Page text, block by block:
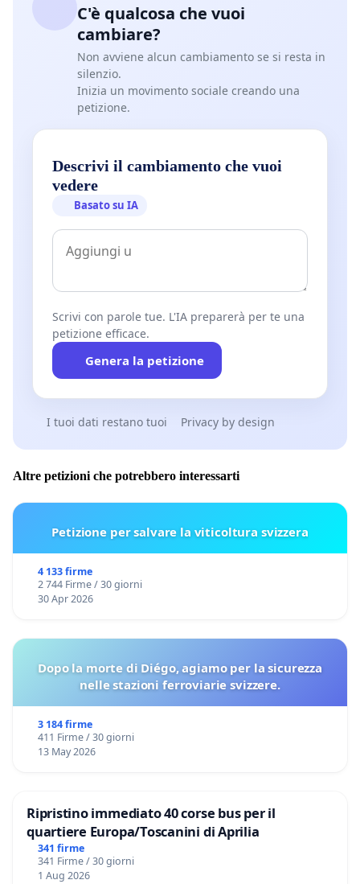
C'è qualcosa che vuoi
cambiare?
Non avviene alcun cambiamento se si resta in
silenzio.
Inizia un movimento sociale creando una
petizione.
Descrivi il cambiamento che vuoi
vedere
Basato su IA
Scrivi con parole tue. L'IA preparerà per te una
petizione efficace.
Genera la petizione
I tuoi dati restano tuoi Privacy by design
Altre petizioni che potrebbero interessarti
Petizione per salvare la viticoltura svizzera
4 133 firme
2 744 Firme / 30 giorni
30 Apr 2026
Dopo la morte di Diégo, agiamo per la sicurezza
nelle stazioni ferroviarie svizzere.
3 184 firme
411 Firme / 30 giorni
13 May 2026
Ripristino immediato 40 corse bus per il
quartiere Europa/Toscanini di Aprilia
341 firme
341 Firme / 30 giorni
1 Aug 2026